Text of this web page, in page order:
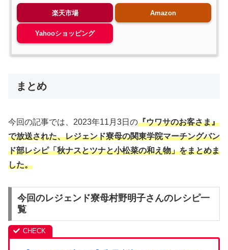
楽天市場 Amazon
Yahooショッピング
まとめ
今回の記事では、2023年11月3日の『ウワサのお客さま』
で放送された、レジェンド寮母の関東学院マーチングバン
ド部レシピ「秋ナスとツナと小松菜の和え物」をまとめま
した。
今回のレジェンド寮母村野明子さんのレシピ一
覧